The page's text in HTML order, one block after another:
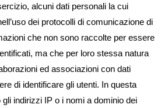
alcuni dati personali la cui
dei protocolli di comunicazione di
che non sono raccolte per essere
ma che per loro stessa natura
ed associazioni con dati
di identificare gli utenti. In questa
indirizzi IP o i nomi a dominio dei